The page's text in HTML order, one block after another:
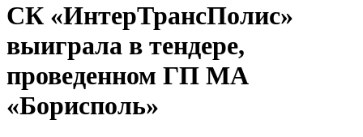
СК «ИнтерТрансПолис»
выиграла в тендере,
проведенном ГП МА
«Борисполь»